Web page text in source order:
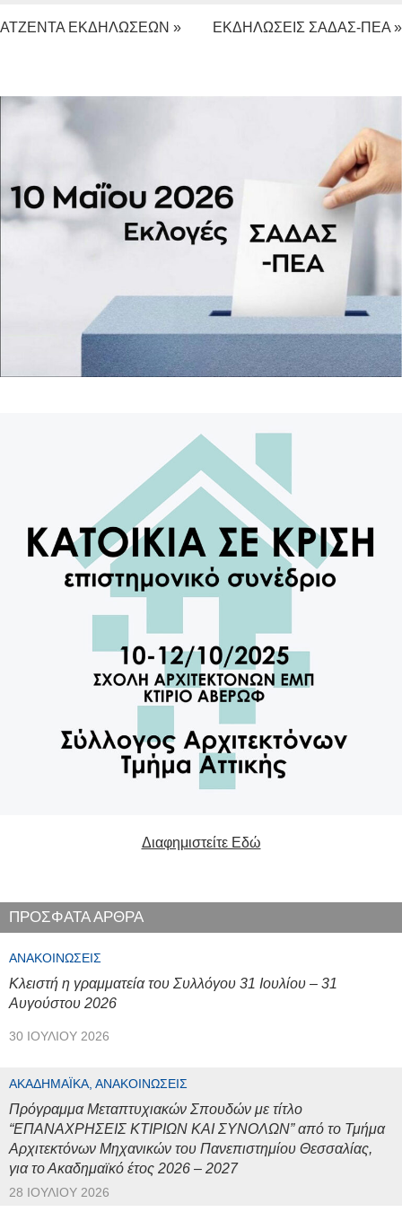
ΑΤΖΕΝΤΑ ΕΚΔΗΛΩΣΕΩΝ » ΕΚΔΗΛΩΣΕΙΣ ΣΑΔΑΣ-ΠΕΑ »
Διαφημιστείτε Εδώ
ΠΡΟΣΦΑΤΑ ΑΡΘΡΑ
ΑΝΑΚΟΙΝΏΣΕΙΣ
Κλειστή η γραμματεία του Συλλόγου 31 Ιουλίου – 31
Αυγούστου 2026
30 ΙΟΥΛΊΟΥ 2026
ΑΚΑΔΗΜΑΪΚΆ, ΑΝΑΚΟΙΝΏΣΕΙΣ
Πρόγραμμα Μεταπτυχιακών Σπουδών με τίτλο
“ΕΠΑΝΑΧΡΗΣΕΙΣ ΚΤΙΡΙΩΝ ΚΑΙ ΣΥΝΟΛΩΝ” από το Τμήμα
Αρχιτεκτόνων Μηχανικών του Πανεπιστημίου Θεσσαλίας,
για το Ακαδημαϊκό έτος 2026 – 2027
28 ΙΟΥΛΊΟΥ 2026